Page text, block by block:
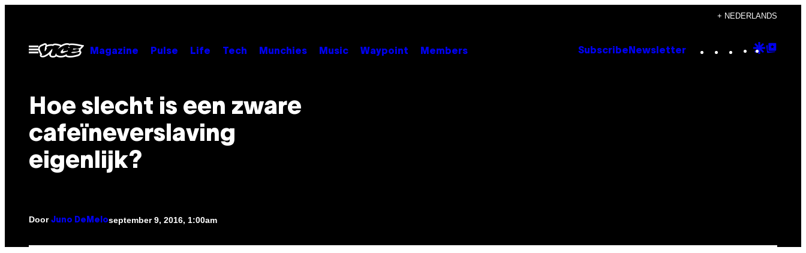
+ NEDERLANDS
Open
menu
Magazine Pulse Life Tech Munchies Music Waypoint Members Subscribe Newsletter Instagram
TikTok
YouTube
Google
Hoe slecht is een zware
cafeïneverslaving
eigenlijk?
Door Juno DeMeloseptember 9, 2016, 1:00am